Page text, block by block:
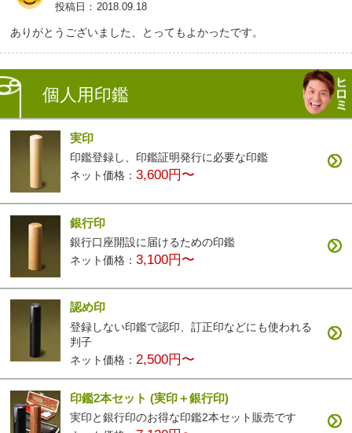
投稿日： 2018.09.18
ありがとうございました、とってもよかったです。
個人用印鑑
実印
印鑑登録し、印鑑証明発行に必要な印鑑
ネット価格：3,600円〜
銀行印
銀行口座開設に届けるための印鑑
ネット価格：3,100円〜
認め印
登録しない印鑑で認印、訂正印などにも使われる
判子
ネット価格： 2,500円〜
印鑑2本セット(実印＋銀行印)
実印と銀行印のお得な印鑑2本セット販売です